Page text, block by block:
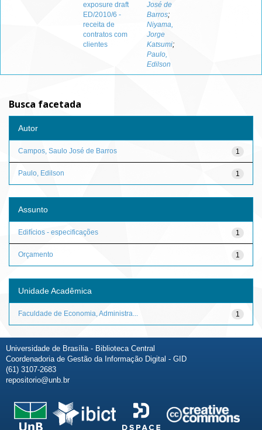
exposure draft
ED/2010/6 -
receita de
contratos com
clientes
José de
Barros;
Niyama,
Jorge
Katsumi;
Paulo,
Edilson
Busca facetada
Autor
1
Campos, Saulo José de Barros
1
Paulo, Edilson
Assunto
1
Edifícios - especificações
1
Orçamento
Unidade Acadêmica
1
Faculdade de Economia, Administra...
Universidade de Brasília - Biblioteca Central
Coordenadoria de Gestão da Informação Digital - GID
(61) 3107-2683
repositorio@unb.br